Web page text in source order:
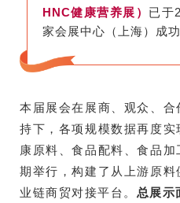
HNC健康营养展） 已于
家会展中心（上海）成功
本届展会在展商、观众、
持下，各项规模数据再度
康原料、食品配料、食品
期举行，构建了从上游原
业链商贸对接平台。 总展示